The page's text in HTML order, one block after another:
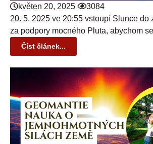
květen 20, 2025
3084
20. 5. 2025 ve 20:55 vstoupí Slunce do
za podpory mocného Pluta, abychom
Číst článek...